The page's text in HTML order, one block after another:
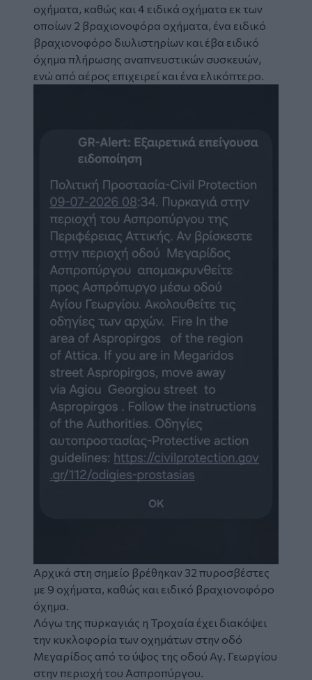
οχήματα, καθώς και 4 ειδικά οχήματα εκ των
οποίων 2 βραχιονοφόρα οχήματα, ένα ειδικό
βραχιονοφόρο διυλιστηρίων και έβα ειδικό
όχημα πλήρωσης αναπνευστικών συσκευών,
ενώ από αέρος επιχειρεί και ένα ελικόπτερο.
Αρχικά στη σημείο βρέθηκαν 32 πυροσβέστες
με 9 οχήματα, καθώς και ειδικό βραχιονοφόρο
όχημα.
Λόγω της πυρκαγιάς η Τροχαία έχει διακόψει
την κυκλοφορία των οχημάτων στην οδό
Μεγαρίδος από το ύψος της οδού Αγ. Γεωργίου
στην περιοχή του Ασπροπύργου.